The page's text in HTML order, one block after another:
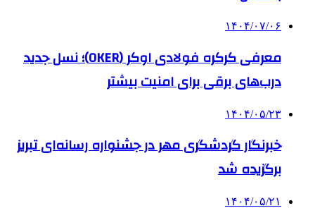
۱۴۰۴/۰۷/۰۶
معرفی کرکره فولادی اوکر (OKER)؛ نسل جدید
درب‌های برقی برای امنیت بیشتر
۱۴۰۴/۰۵/۲۳
خبرنگار گردشگری مهر در جشنواره رسانه‌ای تبریز
برگزیده شد
۱۴۰۴/۰۵/۲۱